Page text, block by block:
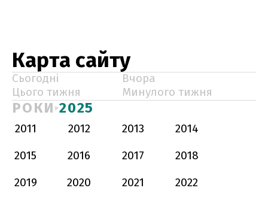
Карта сайту
Сьогодні
Вчора
Цього тижня
Минулого тижня
РОКИ 2025
2011 2012 2013
2014
2015
2016 2017
2018
2019
2020 2021
2022